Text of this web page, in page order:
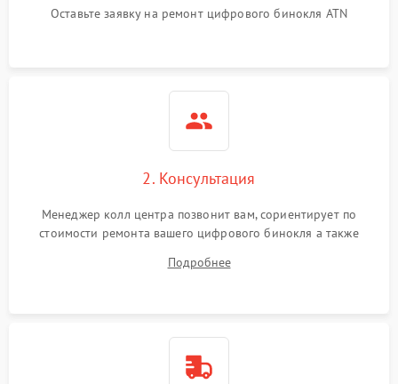
Оставьте заявку на ремонт цифрового бинокля ATN
2. Консультация
Менеджер колл центра позвонит вам, сориентирует по
стоимости ремонта вашего цифрового бинокля а также
Подробнее